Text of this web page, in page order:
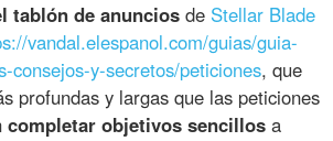
tablón de anuncios de Stellar Blade
vandal.elespanol.com/guias/guia-
consejos-y-secretos/peticiones, que
profundas y largas que las peticiones
completar objetivos sencillos a